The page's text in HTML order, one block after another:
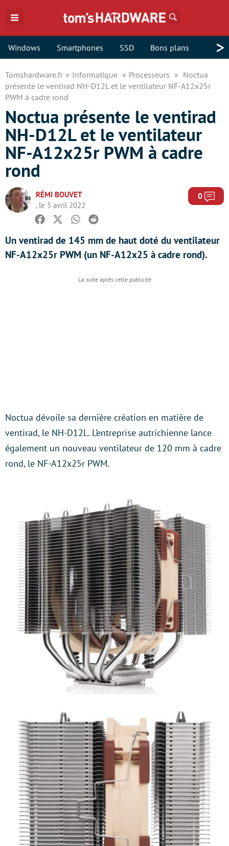
Windows Smartphones SSD Bons plans >
Tomshardware.fr Informatique Processeurs
Noctua
présente le ventirad NH-D12L et le ventilateur NF-A12x25r
PWM à cadre rond
Noctua présente le ventirad
NH-D12L et le ventilateur
NF-A12x25r PWM à cadre
rond
RÉMI BOUVET
, le 5 avril 2022
0
Facebook
TwitterWhatsapp
Reddit
Un ventirad de 145 mm de haut doté du ventilateur
NF-A12x25r PWM (un NF-A12x25 à cadre rond).
Noctua dévoile sa dernière création en matière de
ventirad, le NH-D12L. L’entreprise autrichienne lance
également un nouveau ventilateur de 120 mm à cadre
rond, le NF-A12x25r PWM.